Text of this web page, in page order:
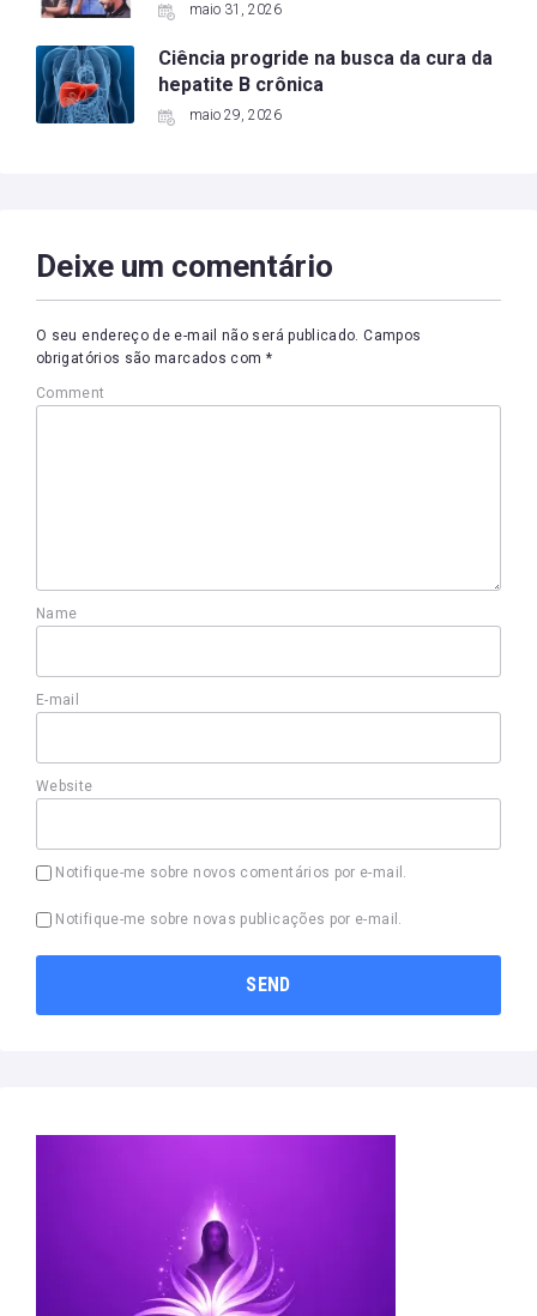
maio 31, 2026
Ciência progride na busca da cura da
hepatite B crônica
maio 29, 2026
Deixe um comentário
O seu endereço de e-mail não será publicado. Campos
obrigatórios são marcados com *
Comment
Name
E-mail
Website
Notifique-me sobre novos comentários por e-mail.
Notifique-me sobre novas publicações por e-mail.